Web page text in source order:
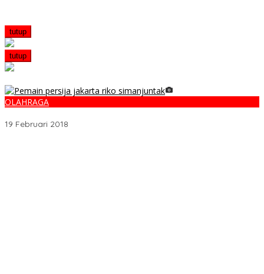
tutup
tutup
OLAHRAGA
19 Februari 2018